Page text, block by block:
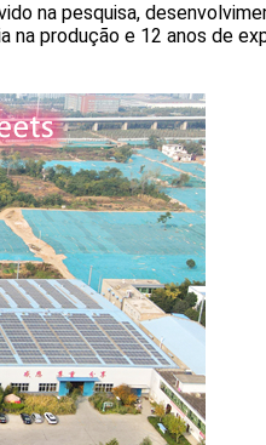
na pesquisa,
produção e 12 anos de